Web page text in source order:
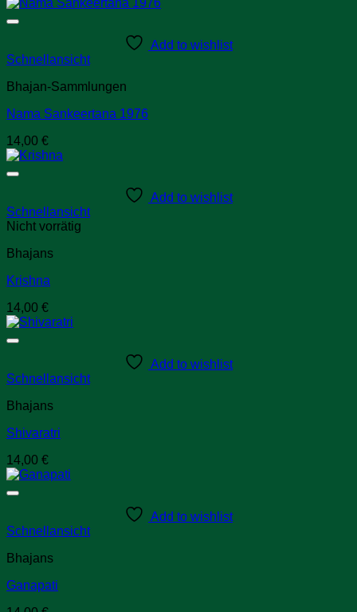
Add to wishlist
Schnellansicht
Bhajan-Sammlungen
Nama Sankeertana 1976
14,00 €
Add to wishlist
Schnellansicht
Nicht vorrätig
Bhajans
Krishna
14,00 €
Add to wishlist
Schnellansicht
Bhajans
Shivaratri
14,00 €
Add to wishlist
Schnellansicht
Bhajans
Ganapati